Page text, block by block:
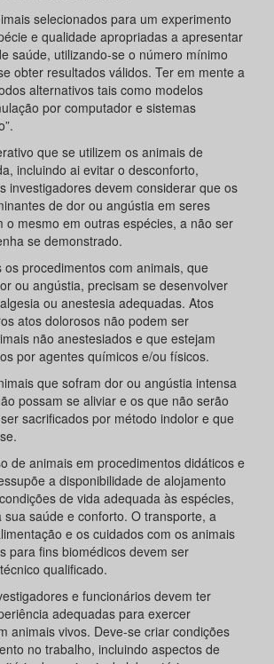
selecionados para um experimento
e qualidade apropriadas a apresentar
saúde, utilizando-se o número mínimo
obter resultados válidos. Ter em mente a
alternativos tais como modelos
por computador e sistemas
que se utilizem os animais de
incluindo ai evitar o desconforto,
investigadores devem considerar que os
de dor ou angústia em seres
o mesmo em outras espécies, a não ser
se demonstrado.
os procedimentos com animais, que
ou angústia, precisam se desenvolver
ou anestesia adequadas. Atos
atos dolorosos não podem ser
não anestesiados e que estejam
por agentes químicos e/ou físicos.
que sofram dor ou angústia intensa
possam se aliviar e os que não serão
sacrificados por método indolor e que
de animais em procedimentos didáticos e
a disponibilidade de alojamento
de vida adequada às espécies,
sua saúde e conforto. O transporte, a
e os cuidados com os animais
para fins biomédicos devem ser
qualificado.
e funcionários devem ter
adequadas para exercer
animais vivos. Deve-se criar condições
no trabalho, incluindo aspectos de